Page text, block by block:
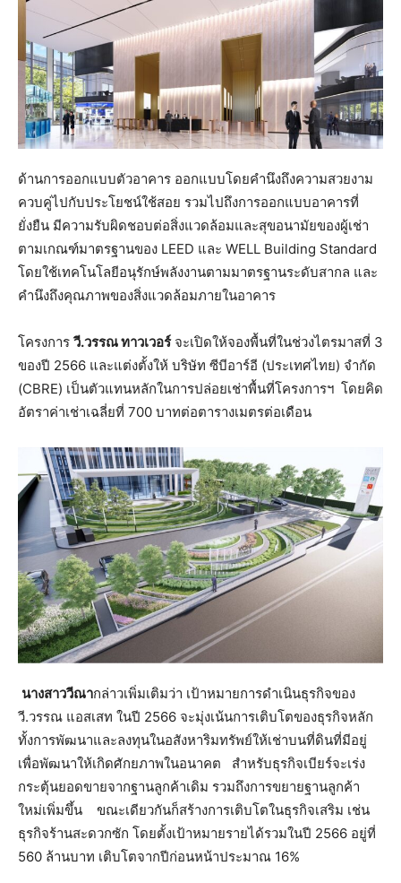
ด้านการออกแบบตัวอาคาร ออกแบบโดยคำนึงถึงความสวยงาม
ควบคู่ไปกับประโยชน์ใช้สอย รวมไปถึงการออกแบบอาคารที่
ยั่งยืน มีความรับผิดชอบต่อสิ่งแวดล้อมและสุขอนามัยของผู้เช่า
ตามเกณฑ์มาตรฐานของ LEED และ WELL Building Standard
โดยใช้เทคโนโลยีอนุรักษ์พลังงานตามมาตรฐานระดับสากล และ
คำนึงถึงคุณภาพของสิ่งแวดล้อมภายในอาคาร
โครงการ วี.วรรณ ทาวเวอร์จะเปิดให้จองพื้นที่ในช่วงไตรมาสที่ 3
ของปี 2566 และแต่งตั้งให้ บริษัท ซีบีอาร์อี (ประเทศไทย) จำกัด
(CBRE) เป็นตัวแทนหลักในการปล่อยเช่าพื้นที่โครงการฯ โดยคิด
อัตราค่าเช่าเฉลี่ยที่ 700 บาทต่อตารางเมตรต่อเดือน
นางสาววีณากล่าวเพิ่มเติมว่า เป้าหมายการดำเนินธุรกิจของ
วี.วรรณ แอสเสท ในปี 2566 จะมุ่งเน้นการเติบโตของธุรกิจหลัก
ทั้งการพัฒนาและลงทุนในอสังหาริมทรัพย์ให้เช่าบนที่ดินที่มีอยู่
เพื่อพัฒนาให้เกิดศักยภาพในอนาคต สำหรับธุรกิจเบียร์จะเร่ง
กระตุ้นยอดขายจากฐานลูกค้าเดิม รวมถึงการขยายฐานลูกค้า
ใหม่เพิ่มขึ้น ขณะเดียวกันก็สร้างการเติบโตในธุรกิจเสริม เช่น
ธุรกิจร้านสะดวกซัก โดยตั้งเป้าหมายรายได้รวมในปี 2566 อยู่ที่
560 ล้านบาท เติบโตจากปีก่อนหน้าประมาณ 16%